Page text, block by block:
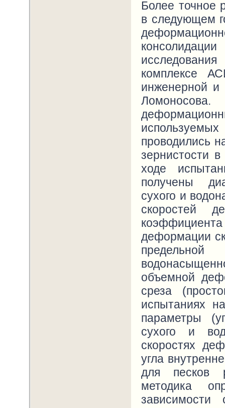
Более точное
в следующем
комплексе
инженерной и
проводились
зернистости
ходе
получены
сухого и
скоростей
деформации
объемной
среза
испытаниях
параметры
сухого и
скоростях
угла
для песков
методика